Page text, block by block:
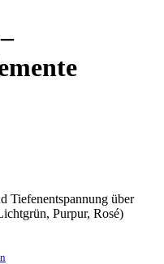
Tiefenentspannung über
Purpur, Rosé)